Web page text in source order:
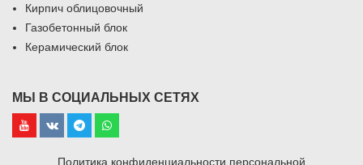
Кирпич облицовочный
Газобетонный блок
Керамический блок
МЫ В СОЦИАЛЬНЫХ СЕТЯХ
Политика конфиденциальности персональной